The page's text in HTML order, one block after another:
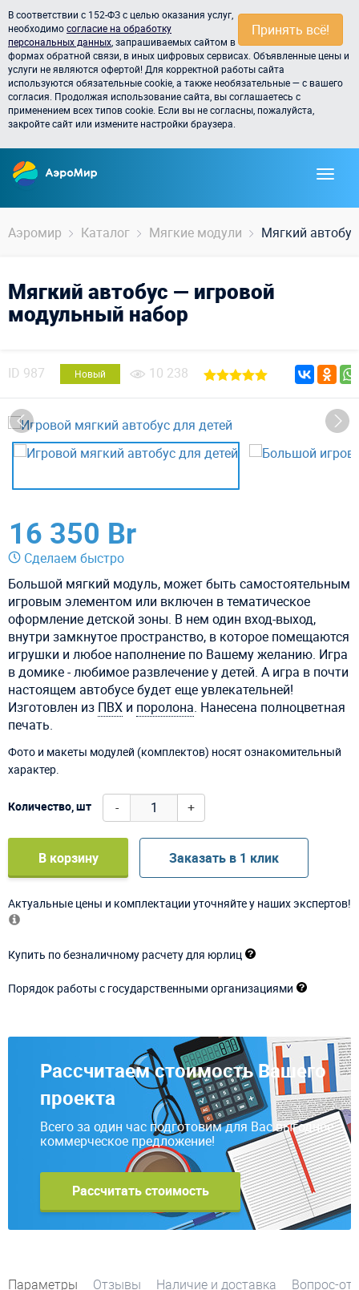
Принять всё!
В соответствии с 152-ФЗ с целью оказания услуг,
необходимосогласие на обработку
персональных данных , запрашиваемых сайтом в
формах обратной связи, в иных цифровых сервисах. Объявленные цены и
услуги не являются офертой! Для корректной работы сайта
используются обязательные cookie, а также необязательные — с вашего
согласия. Продолжая использование сайта, вы соглашаетесь с
применением всех типов cookie. Если вы не согласны, пожалуйста,
закройте сайт или измените настройки браузера.
Аэромир Каталог Мягкие модули Мягкий автобус
Мягкий автобус — игровой
модульный набор
ID 987 Новый 10 238
16 350 Br
Сделаем быстро
Большой мягкий модуль, может быть самостоятельным
игровым элементом или включен в тематическое
оформление детской зоны. В нем один вход-выход,
внутри замкнутое пространство, в которое помещаются
игрушки и любое наполнение по Вашему желанию. Игра
в домике - любимое развлечение у детей. А игра в почти
настоящем автобусе будет еще увлекательней!
Изготовлен из ПВХ и поролона. Нанесена полноцветная
печать.
Фото и макеты модулей (комплектов) носят ознакомительный
характер.
Количество, шт - +
В корзину Заказать в 1 клик
Актуальные цены и комплектации уточняйте у наших экспертов!
Купить по безналичному расчету для юрлиц
Порядок работы с государственными организациями
Рассчитаем стоимость Вашего
проекта
Всего за один час подготовим для Вас выгодное
коммерческое предложение!
Рассчитать стоимость
Параметры Отзывы Наличие и доставка Вопрос-